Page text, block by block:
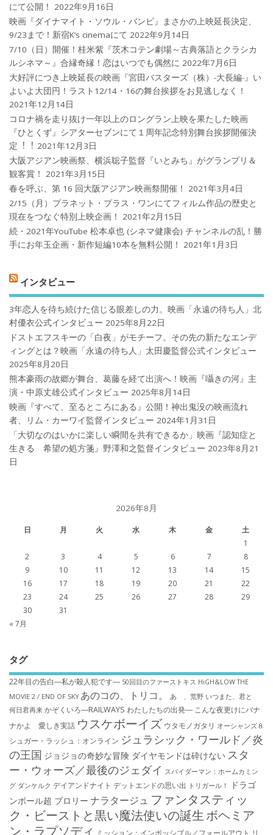
にて公開！
2022年9月16日
映画『ダイナマイト・ソウル・バンビ』まさかの上映延長決定、
9/23まで！新宿K’s cinemaにて 2022年9月14日
7/10（日）開催！桂米紫『茨木コテン劇場～古典落語とクラシカ
ルシネマ～』合縁奇縁！恋はいつでも偶然に 2022年7月6日
大好評につき上映延長の映画『宮田バスターズ（株）-大長編-』い
よいよ大団円！ラスト12/14・16の舞台挨拶をお見逃しなく！
2021年12月14日
コロナ禍を⾛り抜け⼀年以上のロングラン上映を果たした映画
『ひとくず』シアターセブンにて１周年記念特別舞台挨拶開催決
定︕︕ 2021年12月3日
大阪アジアン映画祭、横浜聡子監督『いとみち』がグランプリ＆
観客賞！
2021年3月15日
春を呼ぶ、第 16 回大阪アジアン映画祭開催！
2021年3月4日
2/15（月）プラネット・プラス・ワンにてフィルム作品の歴史と
現在をつなぐ特別上映企画！
2021年2月15日
続・2021年YouTube 松本卓也 (シネマ健康会) チャンネルの乱！勝
手にお年玉企画・新作短編10本を無料公開！
2021年1月3日
インタビュー
3年恋人を待ち続けた信じる眼差しの力。映画「永遠の待ち人」北
村優衣公式インタビュー 2025年8月22日
ドストエフスキーの「白夜」がモチーフ。その先の新たなエンデ
ィングとは？映画「永遠の待ち人」太田慶監督公式インタビュー
2025年8月20日
熊本豪雨の故郷が舞台、葛藤を経て出演へ！映画『囁きの河』主
演・中原丈雄公式インタビュー 2025年8月14日
映画『すべて、至るところにある』公開！神出鬼没の映画流れ
者、リム・カーワイ監督インタビュー 2024年1月31日
「大切なのはいかに楽しい瞬間を共有できるか」映画『認知症と
生きる 希望の処方箋』野澤和之監督インタビュー 2023年8月21
日
2026年8月
日 月 火 水 木 金
土
1
2
3 4 5 6 7
8
9
10 11 12 13 14
15
16
17 18 19 20 21
22
23
24 25 26 27 28
29
30
31
« 7月
タグ
22年目の告白―私が殺人犯です― 50回目のファーストキス HiGH&LOW THE
MOVIE 2 / END OF SKY あのコの、トリコ。 あゝ、荒野 いつまた、君と
何日君再来 かぞくいろ―RAILWAYS わたしたちの出発― こんな夜更けにバナ
ナかよ 愛しき実話 ウスケボーイズ ウタモノガタリ オーシャンズ８
シュガー・ラッシュ：オ​ンライン ジュラシック・ワールド／炎
の王国 ジョジョの奇妙な冒険 ダイヤモンドは砕けない スタ
ー・ウォーズ／最後のジェダイ スパイダーマン：ホームカミン
グ ダンケルク デイアンドナイト デットエンドの思い出 トリガール！
ドラゴ
ンボール超 ブロリー ナラタージュ ファンタスティッ
ク・ビーストと黒い魔法使いの誕生 ボヘミア
ン・ラプソディ ミッション：インポッシブル／フォールアウト リ